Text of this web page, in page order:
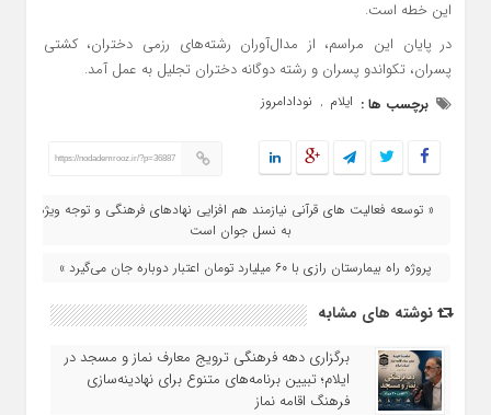
این خطه است.
در پایان این مراسم، از مدال‌آوران رشته‌های رزمی دختران، کشتی
پسران، تکواندو پسران و رشته دوگانه دختران تجلیل به عمل آمد.
برچسب ها : ایلام , نودادامروز
https://nodademrooz.ir/?p=36887
« توسعه فعالیت‌ های قرآنی نیازمند هم‌ افزایی نهادهای فرهنگی و توجه ویژه
به نسل جوان است
پروژه راه بیمارستان رازی با ۶۰ میلیارد تومان اعتبار دوباره جان می‌گیرد »
نوشته های مشابه
برگزاری دهه فرهنگی ترویج معارف نماز و مسجد در
ایلام؛ تبیین برنامه‌های متنوع برای نهادینه‌سازی
فرهنگ اقامه نماز